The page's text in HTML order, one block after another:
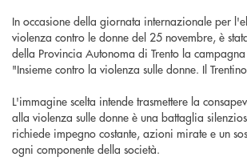
In occasione della giornata internazionale per
violenza contro le donne del 25 novembre, è
della Provincia Autonoma di Trento la
"Insieme contro la violenza sulle donne. Il
L'immagine scelta intende trasmettere la
alla violenza sulle donne è una battaglia
richiede impegno costante, azioni mirate e un
ogni componente della società.